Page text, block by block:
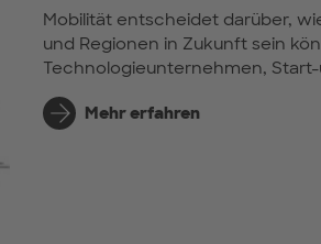
Mobilität entscheidet darüber,
und Regionen in Zukunft sein
Technologieunternehmen,
Mehr erfahren